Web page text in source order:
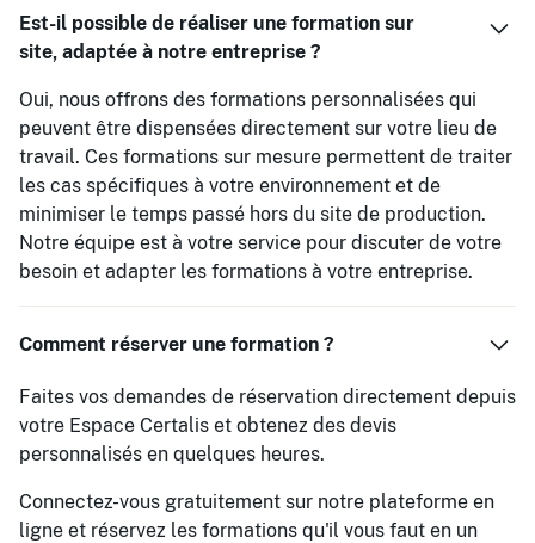
Est-il possible de réaliser une formation sur
site, adaptée à notre entreprise ?
Oui, nous offrons des formations personnalisées qui
peuvent être dispensées directement sur votre lieu de
travail. Ces formations sur mesure permettent de traiter
les cas spécifiques à votre environnement et de
minimiser le temps passé hors du site de production.
Notre équipe est à votre service pour discuter de votre
besoin et adapter les formations à votre entreprise.
Comment réserver une formation ?
Faites vos demandes de réservation directement depuis
votre Espace Certalis et obtenez des devis
personnalisés en quelques heures.
Connectez-vous gratuitement sur notre plateforme en
ligne et réservez les formations qu'il vous faut en un